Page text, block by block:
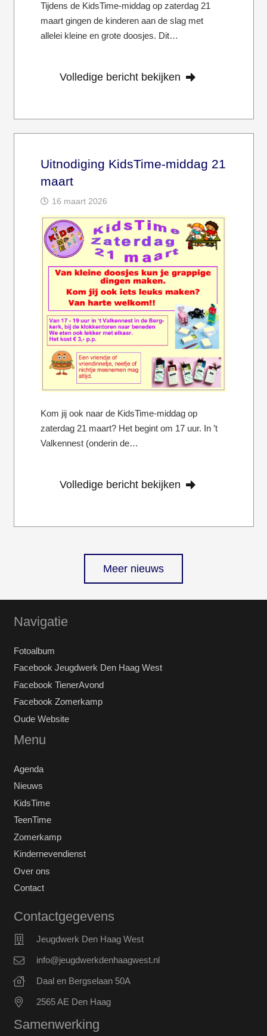
Tijdens de KidsTime-middag op zaterdag 21
maart gingen de kinderen aan de slag met
allelei kleine en grote doosjes. Dit…
Volledige bericht bekijken
Uitnodiging KidsTime-middag 21
maart
16 maart 2026
Kom jij ook naar de KidsTime-middag op
zaterdag 21 maart? Het begint om 17 uur. In ’t
Valkennest (onderin de…
Volledige bericht bekijken
Meer nieuws
Navigatie
Fotoalbum
Facebook Jeugdwerk Den Haag West
Facebook TienerAvond
Facebook Zomerkamp
Oude Website
Menu
Agenda
Nieuws
KidsTime
TeenTime
Zomerkamp
Kindernevendienst
Over ons
Contact
Contactgegevens
Jeugdwerk Den Haag West
info@jeugdwerkdenhaagwest.nl
Daal en Bergselaan 50A
2565 AE Den Haag
Samenwerking